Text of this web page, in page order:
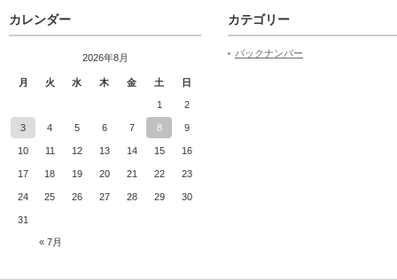
カレンダー
2026年8月
月 火 水 木 金 土 日
« 7月
1 2
3 4 5 6 7 8 9
10 11 12 13 14 15 16
17 18 19 20 21 22 23
24 25 26 27 28 29 30
31
カテゴリー
バックナンバー